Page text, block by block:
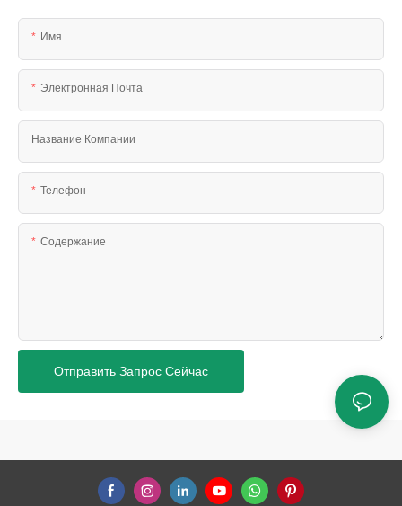
Имя
Электронная Почта
Название Компании
Телефон
Содержание
Отправить Запрос Сейчас